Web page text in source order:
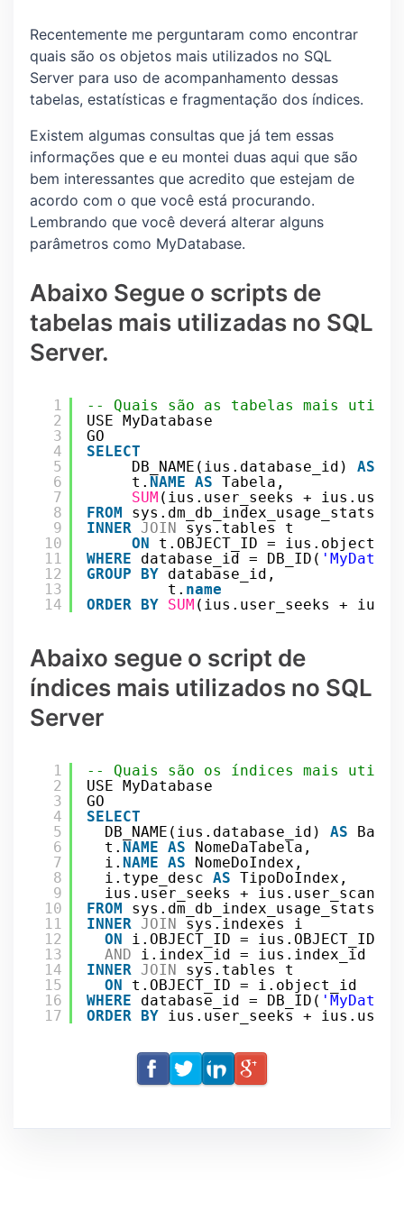
Recentemente me perguntaram como encontrar
quais são os objetos mais utilizados no SQL
Server para uso de acompanhamento dessas
tabelas, estatísticas e fragmentação dos índices.
Existem algumas consultas que já tem essas
informações que e eu montei duas aqui que são
bem interessantes que acredito que estejam de
acordo com o que você está procurando.
Lembrando que você deverá alterar alguns
parâmetros como MyDatabase.
Abaixo Segue o scripts de
tabelas mais utilizadas no SQL
Server.
1
2
3
4
5
6
7
8
9
10
11
12
13
14
-- Quais são as tabelas mais
USE MyDatabase
GO
SELECT
DB_NAME(ius.database_id) AS
t. NAME AS Tabela,
SUM (ius.user_seeks +
FROM
sys.dm_db_index_usage_stats
INNER JOIN
sys.tables t
ON
t.OBJECT_ID = ius.object_id
WHERE
database_id = DB_ID(
GROUP
BY database_id,
t. name
ORDER BY SUM (ius.user_seeks +
Abaixo segue o script de
índices mais utilizados no SQL
Server
1
2
3
4
5
6
7
8
9
10
11
12
13
14
15
16
17
-- Quais são os índices mais
USE MyDatabase
GO
SELECT
DB_NAME(ius.database_id) AS
t. NAME AS
NomeDaTabela,
i. NAME AS
NomeDoIndex,
i.type_desc AS TipoDoIndex,
ius.user_seeks + ius.user_scans
FROM
sys.dm_db_index_usage_stats
INNER JOIN
sys.indexes i
ON
i.OBJECT_ID = ius.OBJECT_ID
AND
i.index_id = ius.index_id
INNER JOIN
sys.tables t
ON
t.OBJECT_ID = i.object_id
WHERE
database_id = DB_ID(
ORDER BY ius.user_seeks +